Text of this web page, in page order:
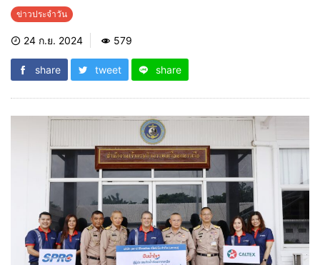
ข่าวประจำวัน
24 ก.ย. 2024 579
share tweet share